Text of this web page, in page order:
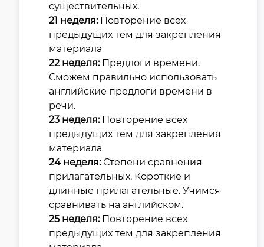
существительных.
21 неделя: Повторение всех
предыдущих тем для закрепления
материала
22 неделя: Предлоги времени.
Сможем правильно использовать
английские предлоги времени в
речи.
23 неделя: Повторение всех
предыдущих тем для закрепления
материала
24 неделя: Степени сравнения
прилагательных. Короткие и
длинные прилагательные. Учимся
сравнивать на английском.
25 неделя: Повторение всех
предыдущих тем для закрепления